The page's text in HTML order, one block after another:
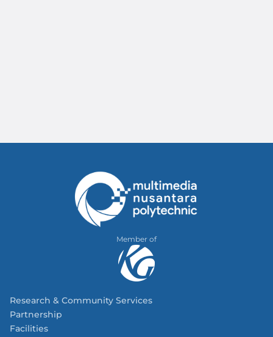
Member of
Research & Community Services
Partnership
Facilities